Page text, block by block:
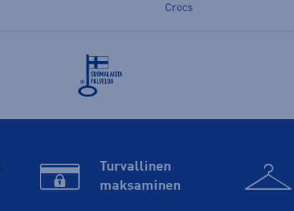
Crocs
Turvallinen
maksaminen